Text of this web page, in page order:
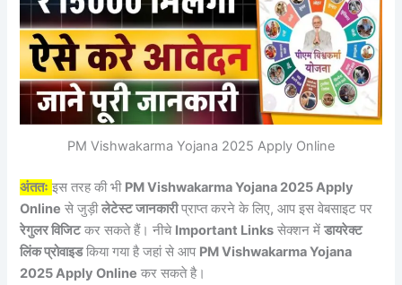
PM Vishwakarma Yojana 2025 Apply Online
अंततः इस तरह की भी PM Vishwakarma Yojana 2025 Apply
Online से जुड़ीलेटेस्ट जानकारीप्राप्त करने के लिए, आप इस वेबसाइट पर
रेगुलर विजिटकर सकते हैं। नीचे Important Links सेक्शन मेंडायरेक्ट
लिंक प्रोवाइडकिया गया है जहां से आप PM Vishwakarma Yojana
2025 Apply Online कर सकते है।